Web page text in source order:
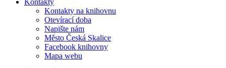
Kontakty
Kontakty na knihovnu
Otevírací doba
Napište nám
Město Česká Skalice
Facebook knihovny
Mapa webu